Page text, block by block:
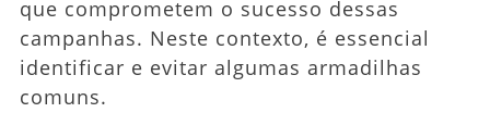
que comprometem o sucesso dessas
campanhas. Neste contexto, é essencial
identificar e evitar algumas armadilhas
comuns.